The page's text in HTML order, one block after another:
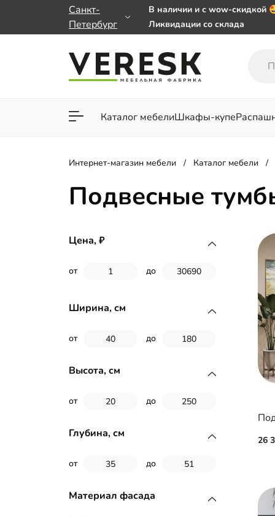
Санкт-
Петербург
В наличии и с wow-скидкой
Ликвидации со склада
заказе от 50 000 ₽
Важно! Наш Whatsapp
Каталог мебелиШкафы-купе
Для гостиной Для
Интернет-магазин мебели Каталог мебели
Подвесные
Цена,
от до
Ширина, см
от до
Высота, см
от до
Глубина, см
от до
Материал фасада
26